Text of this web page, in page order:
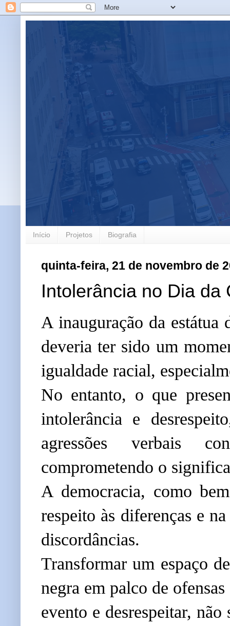
Início Projetos Biografia
quinta-feira, 21 de novembro de
Intolerância no Dia da
A inauguração da estátua
deveria ter sido um
igualdade racial,
No entanto, o que
intolerância e
agressões verbais
comprometendo o
A democracia, como
respeito às diferenças e
discordâncias.
Transformar um espaço
negra em palco de
evento e desrespeitar, não